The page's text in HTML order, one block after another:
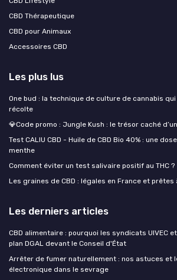
CBD Thérapeutique
CBD pour Animaux
Accessoires CBD
Les plus lus
One bud : la technique de culture de cannabis
récolte
💎Code promo : Jungle Kush : le trésor caché
Test CALIU CBD - Huile de CBD Bio 40% : une
menthe
Comment éviter un test salivaire positif au THC ?
Les graines de CBD : légales en France et
Les derniers articles
CBD alimentaire : pourquoi les syndicats UIVEC
plan DGAL devant le Conseil d'État
Arrêter de fumer naturellement : nos astuces et
électronique dans le sevrage